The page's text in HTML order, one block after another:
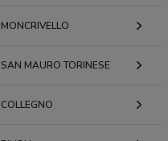
MONCRIVELLO
SAN MAURO TORINESE
COLLEGNO